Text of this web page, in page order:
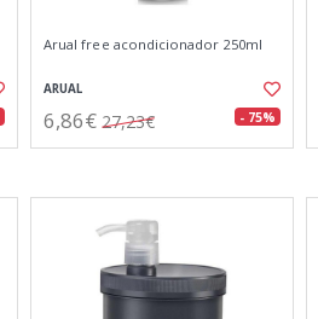
Arual free acondicionador 250ml
ARUAL
6,86€ 27,23€ - 75%